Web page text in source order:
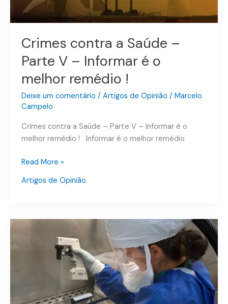
Crimes contra a Saúde –
Parte V – Informar é o
melhor remédio !
Deixe um comentário / Artigos de Opinião / Marcelo
Campelo
Crimes contra a Saúde – Parte V – Informar é o
melhor remédio ! Informar é o melhor remédio
o
melhor
remédio
Read More »
Artigos de Opinião